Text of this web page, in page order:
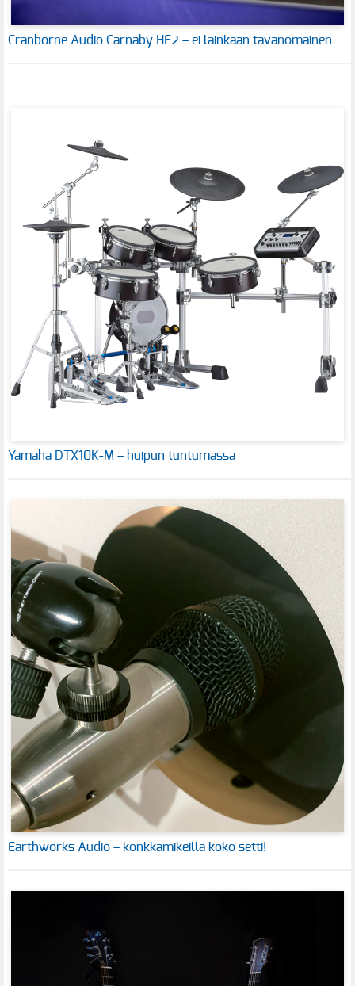
Cranborne Audio Carnaby HE2 – ei lainkaan tavanomainen
Yamaha DTX10K-M – huipun tuntumassa
Earthworks Audio – konkkamikeillä koko setti!